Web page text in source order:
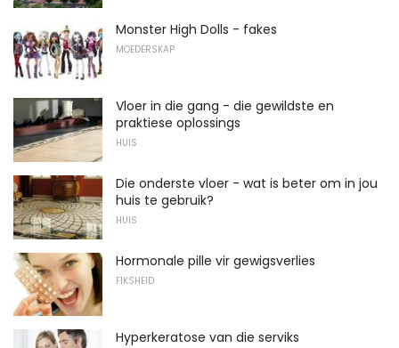
Monster High Dolls - fakes
MOEDERSKAP
Vloer in die gang - die gewildste en
praktiese oplossings
HUIS
Die onderste vloer - wat is beter om in jou
huis te gebruik?
HUIS
Hormonale pille vir gewigsverlies
FIKSHEID
Hyperkeratose van die serviks